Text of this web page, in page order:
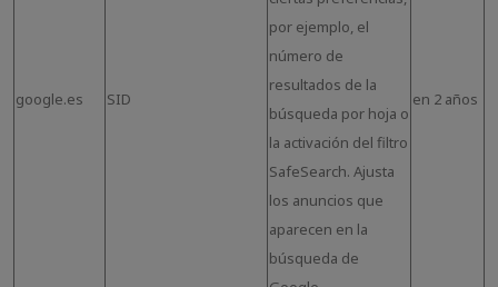
google.es SID
por ejemplo, el
número de
resultados de la
búsqueda por hoja o
la activación del filtro
SafeSearch. Ajusta
los anuncios que
aparecen en la
búsqueda de
en 2 años